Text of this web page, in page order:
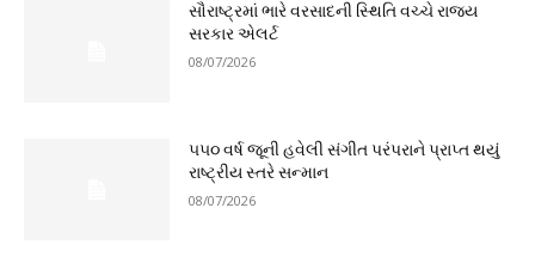
સૌરાષ્ટ્રમાં ભારે વરસાદની સ્થિતિ વચ્ચે રાજ્ય
સરકાર એલર્ટ
08/07/2026
૫૫૦ વર્ષ જૂની હવેલી સંગીત પરંપરાને પ્રાપ્ત થયું
રાષ્ટ્રીય સ્તરે સન્માન
08/07/2026